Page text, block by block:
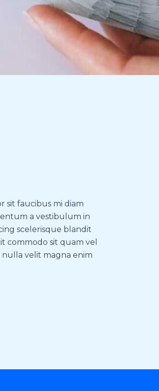
sit faucibus mi diam
a vestibulum in
scelerisque blandit
commodo sit quam vel
nulla velit magna enim